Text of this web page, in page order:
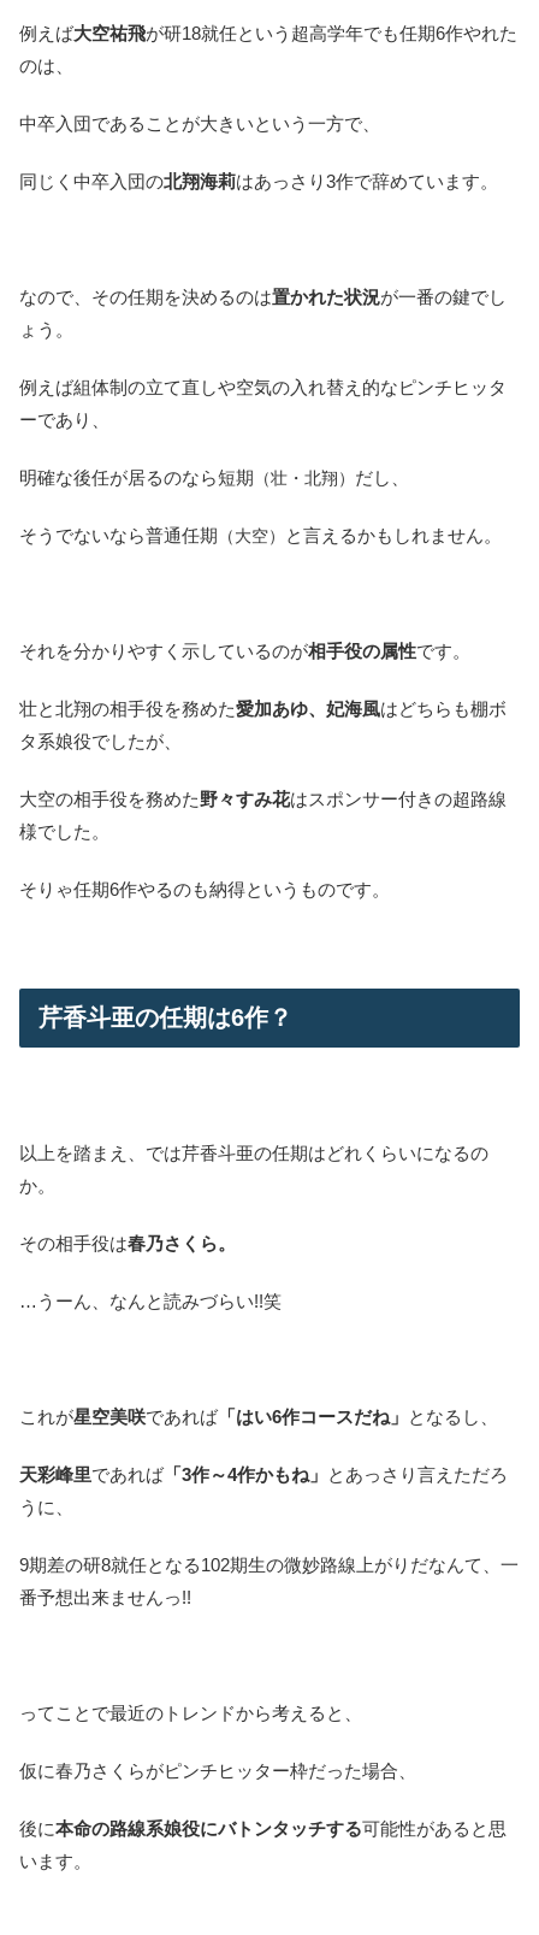
例えば大空祐飛が研18就任という超高学年でも任期6作やれた
のは、
中卒入団であることが大きいという一方で、
同じく中卒入団の北翔海莉はあっさり3作で辞めています。
なので、その任期を決めるのは置かれた状況が一番の鍵でし
ょう。
例えば組体制の立て直しや空気の入れ替え的なピンチヒッタ
ーであり、
明確な後任が居るのなら短期 （壮・北翔） だし、
そうでないなら普通任期 （大空） と言えるかもしれません。
それを分かりやすく示しているのが相手役の属性です。
壮と北翔の相手役を務めた愛加あゆ、妃海風はどちらも棚ボ
タ系娘役でしたが、
大空の相手役を務めた野々すみ花はスポンサー付きの超路線
様でした。
そりゃ任期6作やるのも納得というものです。
芹香斗亜の任期は6作？
以上を踏まえ、では芹香斗亜の任期はどれくらいになるの
か。
その相手役は春乃さくら。
…うーん、なんと読みづらい!!笑
これが星空美咲であれば「はい6作コースだね」 となるし、
天彩峰里であれば「3作～4作かもね」 とあっさり言えただろ
うに、
9期差の研8就任となる102期生の微妙路線上がりだなんて、一
番予想出来ませんっ!!
ってことで最近のトレンドから考えると、
仮に春乃さくらがピンチヒッター枠だった場合、
後に本命の路線系娘役にバトンタッチする可能性があると思
います。